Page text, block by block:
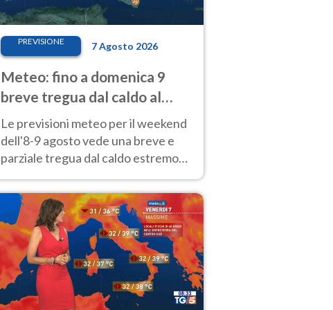
PREVISIONE 7 Agosto 2026
Meteo: fino a domenica 9
breve tregua dal caldo al
Nord! Altrove calura e afa
Le previsioni meteo per il weekend
dell'8-9 agosto vede una breve e
parziale tregua dal caldo estremo
40 gradi.